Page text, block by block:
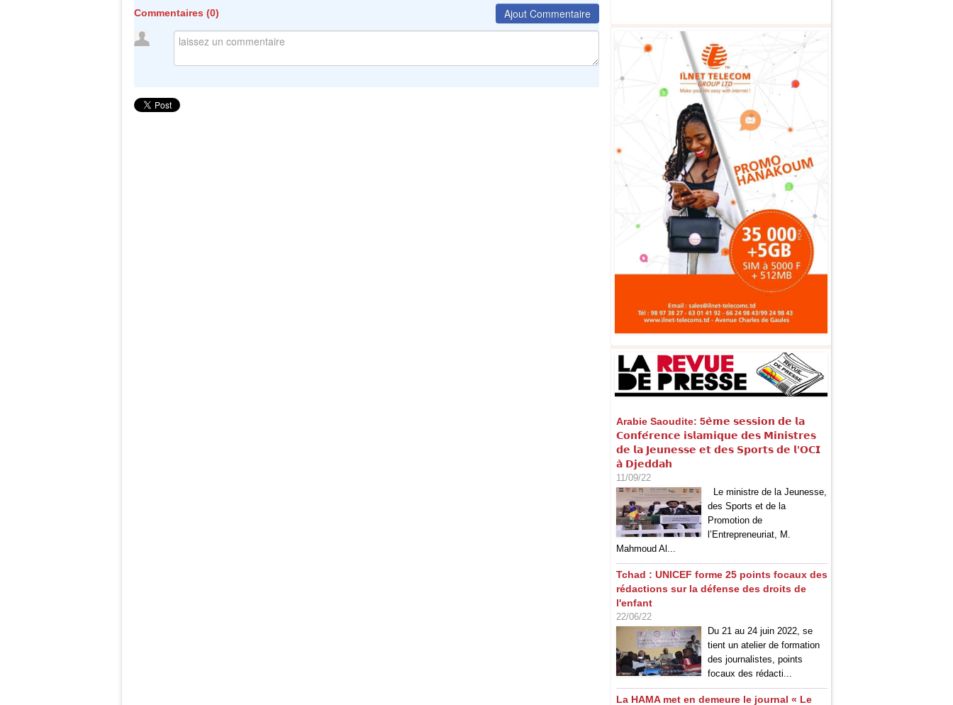
Commentaires (0) Ajout Commentaire
Arabie Saoudite: 5𝗲̀𝗺𝗲 𝘀𝗲𝘀𝘀𝗶𝗼𝗻 𝗱𝗲 𝗹𝗮
𝗖𝗼𝗻𝗳𝗲́𝗿𝗲𝗻𝗰𝗲 𝗶𝘀𝗹𝗮𝗺𝗶𝗾𝘂𝗲 𝗱𝗲𝘀 𝗠𝗶𝗻𝗶𝘀𝘁𝗿𝗲𝘀
𝗱𝗲 𝗹𝗮 𝗝𝗲𝘂𝗻𝗲𝘀𝘀𝗲 𝗲𝘁 𝗱𝗲𝘀 𝗦𝗽𝗼𝗿𝘁𝘀 𝗱𝗲 𝗹’𝗢𝗖𝗜
𝗮̀ 𝗗𝗷𝗲𝗱𝗱𝗮𝗵
11/09/22
Le ministre de la Jeunesse,
des Sports et de la
Promotion de
l’Entrepreneuriat, M.
Mahmoud Al...
Tchad : UNICEF forme 25 points focaux des
rédactions sur la défense des droits de
l'enfant
22/06/22
Du 21 au 24 juin 2022, se
tient un atelier de formation
des journalistes, points
focaux des rédacti...
La HAMA met en demeure le journal « Le